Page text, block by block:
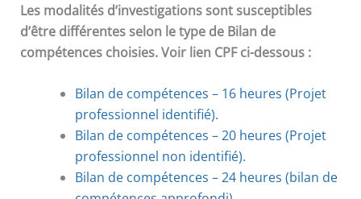
Les modalités d’investigations sont susceptibles
d’être différentes selon le type de Bilan de
compétences choisies. Voir lien CPF ci-dessous :
Bilan de compétences – 16 heures (Projet
professionnel identifié).
Bilan de compétences –20 heures (Projet
professionnel non identifié).
Bilan de compétences – 24 heures (bilan de